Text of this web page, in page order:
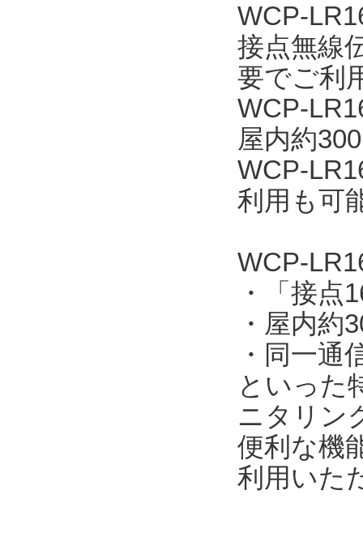
WCP-
接点無線
要でご利
WCP-
屋内約
WCP-
利用も可
WCP-
・「接点
・屋内約
・同一通
といった
ニタリン
便利な機
利用いた